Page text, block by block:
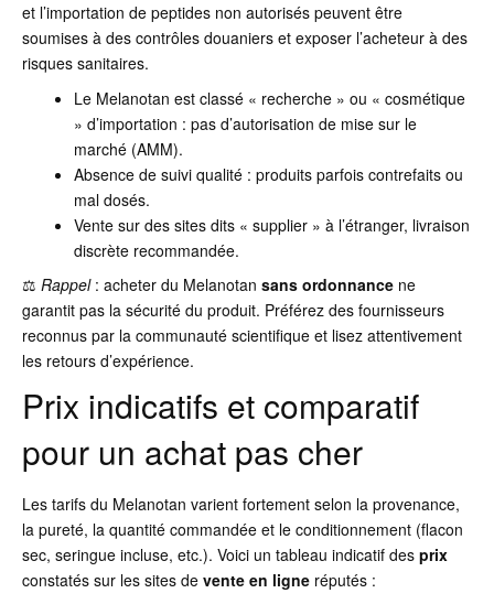
et l’importation de peptides non autorisés peuvent être
soumises à des contrôles douaniers et exposer l’acheteur à des
risques sanitaires.
Le Melanotan est classé « recherche » ou « cosmétique
» d’importation : pas d’autorisation de mise sur le
marché (AMM).
Absence de suivi qualité : produits parfois contrefaits ou
mal dosés.
Vente sur des sites dits « supplier » à l’étranger, livraison
discrète recommandée.
⚖️ Rappel: acheter du Melanotan sans ordonnance ne
garantit pas la sécurité du produit. Préférez des fournisseurs
reconnus par la communauté scientifique et lisez attentivement
les retours d’expérience.
Prix indicatifs et comparatif
pour un achat pas cher
Les tarifs du Melanotan varient fortement selon la provenance,
la pureté, la quantité commandée et le conditionnement (flacon
sec, seringue incluse, etc.). Voici un tableau indicatif des prix
constatés sur les sites de vente en ligne réputés :